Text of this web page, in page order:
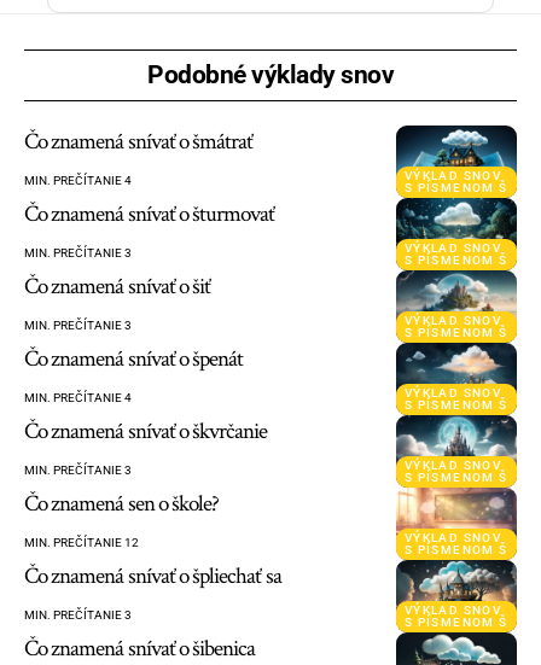
Podobné výklady snov
VÝKLAD SNOV
S PÍSMENOM Š
Čo znamená snívať o šmátrať
MIN. PREČÍTANIE 4
VÝKLAD SNOV
S PÍSMENOM Š
Čo znamená snívať o šturmovať
MIN. PREČÍTANIE 3
VÝKLAD SNOV
S PÍSMENOM Š
Čo znamená snívať o šiť
MIN. PREČÍTANIE 3
VÝKLAD SNOV
S PÍSMENOM Š
Čo znamená snívať o špenát
MIN. PREČÍTANIE 4
VÝKLAD SNOV
S PÍSMENOM Š
Čo znamená snívať o škvrčanie
MIN. PREČÍTANIE 3
VÝKLAD SNOV
S PÍSMENOM Š
Čo znamená sen o škole?
MIN. PREČÍTANIE 12
VÝKLAD SNOV
S PÍSMENOM Š
Čo znamená snívať o špliechať sa
MIN. PREČÍTANIE 3
Čo znamená snívať o šibenica